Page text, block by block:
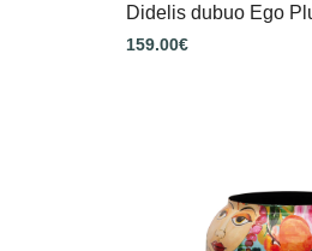
Didelis dubuo Ego
159.00€